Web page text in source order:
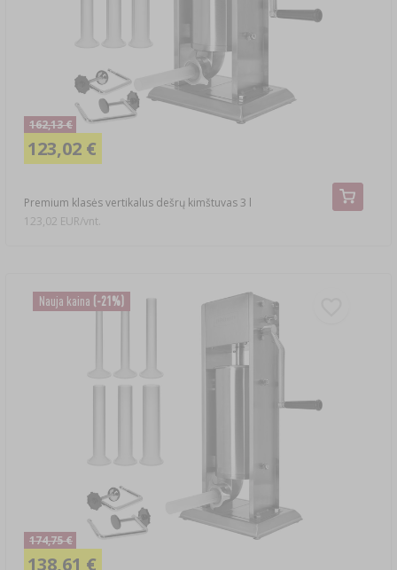
Premium klasės vertikalus dešrų kimštuvas 3 l
162,13 €
123,02 €
123,02 EUR/vnt.
Nauja kaina (-21%)
174,75 €
138,61 €